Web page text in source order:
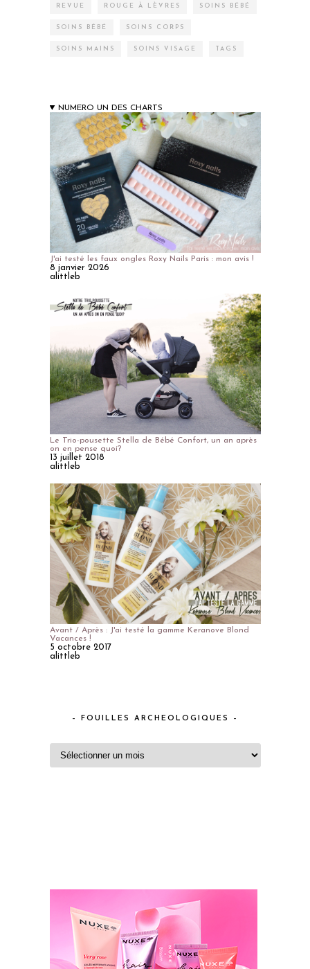
REVUE ROUGE À LÈVRES SOINS BÉBÉ
SOINS BÉBÉ SOINS CORPS
SOINS MAINS SOINS VISAGE TAGS
NUMERO UN DES CHARTS
J'ai testé les faux ongles Roxy Nails Paris : mon avis !
8 janvier 2026
alittleb
Le Trio-pousette Stella de Bébé Confort, un an après
on en pense quoi?
13 juillet 2018
alittleb
Avant / Après : J'ai testé la gamme Keranove Blond
Vacances !
5 octobre 2017
alittleb
– FOUILLES ARCHEOLOGIQUES –